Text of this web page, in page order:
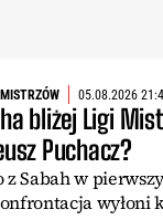
05.08.2026
bliżej Ligi
Puchacz?
z Sabah w
wyłoni